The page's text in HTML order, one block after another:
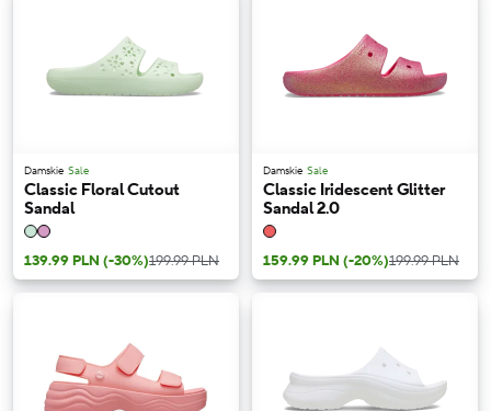
Damskie Sale
Classic Floral Cutout
Sandal
139.99 PLN (-30%)199.99 PLN
Damskie Sale
Classic Iridescent Glitter
Sandal 2.0
159.99 PLN (-20%)199.99 PLN